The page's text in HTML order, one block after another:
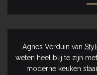
Agnes Verduin van
weten heel blij te zijn
moderne keuken